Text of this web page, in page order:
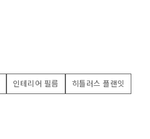
인테리어 필름 히틀러스 플랜잇